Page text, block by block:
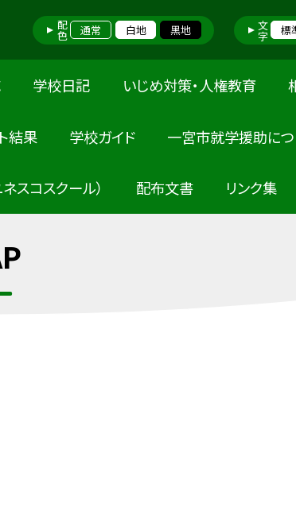
配色 通常 白地 黒地 文字 標
学校日記 いじめ対策・人権教育
結果 学校ガイド 一宮市就学援助に
スコスクール） 配布文書 リンク集